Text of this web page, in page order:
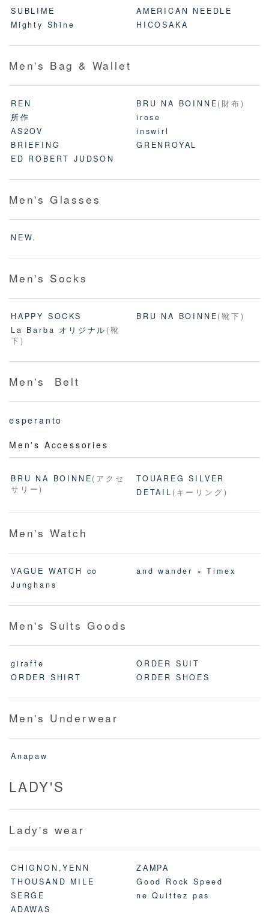
SUBLIME
AMERICAN NEEDLE
Mighty Shine
HICOSAKA
Men's Bag & Wallet
REN BRU NA BOINNE(財布)
所作
irose
AS2OV
inswirl
BRIEFING
GRENROYAL
ED ROBERT JUDSON
Men's Glasses
NEW.
Men's Socks
HAPPY SOCKS BRU NA BOINNE(靴下)
La Barba オリジナル (靴
下)
Men's Belt
esperanto
Men's Accessories
BRU NA BOINNE(アクセ
サリー)
TOUAREG SILVER
DETAIL (キーリング)
Men's Watch
VAGUE WATCH co
and wander × Timex
Junghans
Men's Suits Goods
giraffe
ORDER SUIT
ORDER SHIRT
ORDER SHOES
Men's Underwear
Anapaw
LADY'S
Lady's wear
CHIGNON,YENN
ZAMPA
THOUSAND MILE
Good Rock Speed
SERGE
ne Quittez pas
ADAWAS